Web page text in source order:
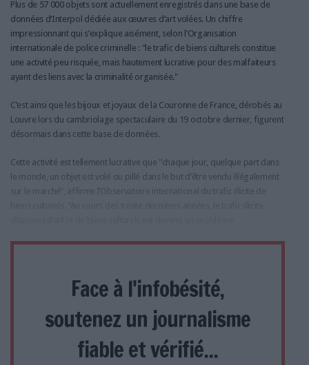
Plus de 57 000 objets sont actuellement enregistrés dans une base de
données d’Interpol dédiée aux œuvres d’art volées. Un chiffre
impressionnant qui s’explique aisément, selon l’Organisation
internationale de police criminelle : "le trafic de biens culturels constitue
une activité peu risquée, mais hautement lucrative pour des malfaiteurs
ayant des liens avec la criminalité organisée."
C’est ainsi que les bijoux et joyaux de la Couronne de France, dérobés au
Louvre lors du cambriolage spectaculaire du 19 octobre dernier, figurent
désormais dans cette base de données.
Cette activité est tellement lucrative que "chaque jour, quelque part dans
le monde, un objet est volé ou pillé dans le but d’être vendu illégalement
sur le marché", affirme l’Observatoire international du trafic illicite de
Face à l'infobésité,
soutenez un journalisme
fiable et vérifié...